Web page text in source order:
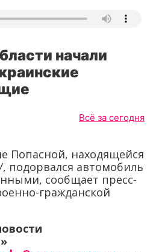
начали
Всё за сегодня
Попасной, находящейся
подорвался автомобиль
сообщает пресс-
гражданской